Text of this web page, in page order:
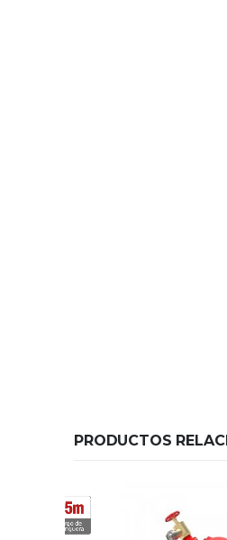
PRODUCTOS